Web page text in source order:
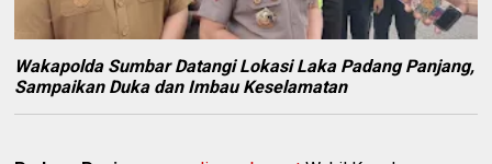
Wakapolda Sumbar Datangi Lokasi Laka Padang Panjang,
Sampaikan Duka dan Imbau Keselamatan